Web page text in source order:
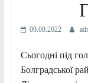
09.08.2022
Сьогодні під
Болградської